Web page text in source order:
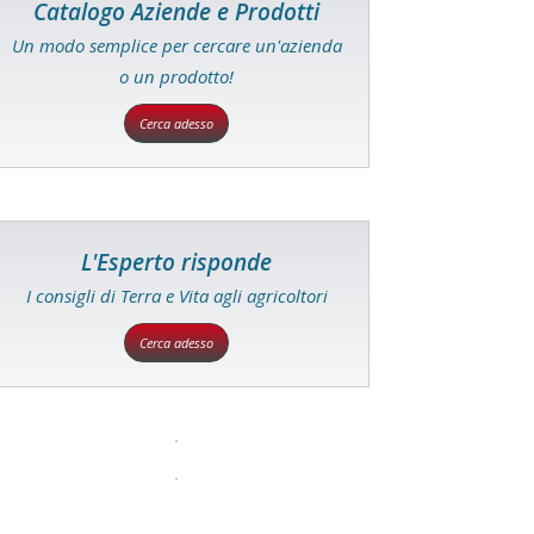
Catalogo Aziende e Prodotti
Un modo semplice per cercare un'azienda
o un prodotto!
Cerca adesso
L'Esperto risponde
I consigli di Terra e Vita agli agricoltori
Cerca adesso